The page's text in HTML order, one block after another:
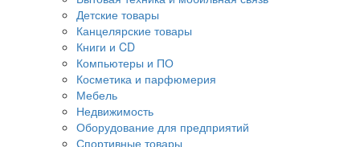
Детские товары
Канцелярские товары
Книги и CD
Компьютеры и ПО
Косметика и парфюмерия
Мебель
Недвижимость
Оборудование для предприятий
Спортивные товары